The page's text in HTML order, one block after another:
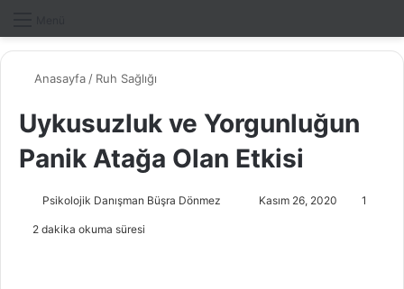
Anasayfa / Ruh Sağlığı
Uykusuzluk ve Yorgunluğun
Panik Atağa Olan Etkisi
Psikolojik Danışman Büşra Dönmez Kasım 26, 2020 1
2 dakika okuma süresi